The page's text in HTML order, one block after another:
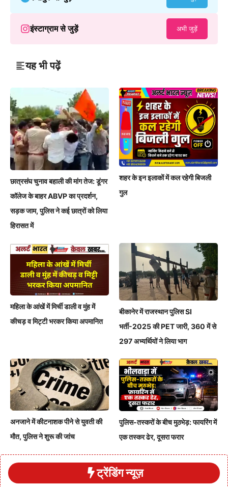
इंस्टाग्राम से जुड़ें अभी जुड़ें
यह भी पढ़ें
छात्रसंघ चुनाव बहाली की मांग तेज: डूंगर
कॉलेज के बाहर ABVP का प्रदर्शन,
सड़क जाम, पुलिस ने कई छात्रों को लिया
हिरासत में
शहर के इन इलाकों में कल रहेगी बिजली
गुल
महिला के आंखें में मिर्ची डाली व मुंह में
कीचड़ व मिट्टी भरकर किया अपमानित
बीकानेर में राजस्थान पुलिस SI
भर्ती-2025 की PET जारी, 360 में से
297 अभ्यर्थियों ने लिया भाग
अनजाने में कीटनाशक पीने से युवती की
मौत, पुलिस ने शुरू की जांच
पुलिस-तस्करों के बीच मुठभेड़: फायरिंग में
एक तस्कर ढेर, दूसरा फरार
ट्रेंडिंग न्यूज़